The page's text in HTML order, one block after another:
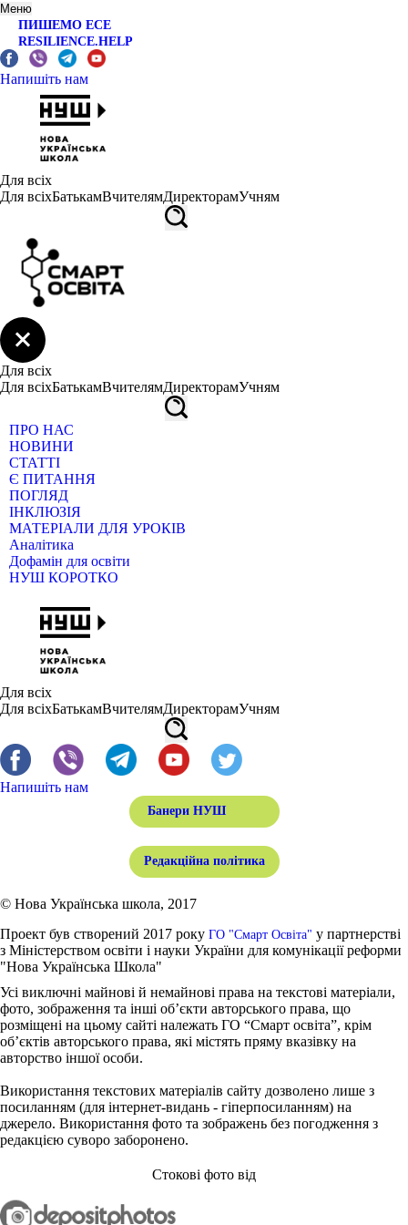
Меню
ПИШЕМО ЕСЕ
RESILIENCE.HELP
Напишіть нам
Для всіх
Для всіхБатькамВчителямДиректорамУчням
Для всіх
Для всіхБатькамВчителямДиректорамУчням
ПРО НАС
НОВИНИ
СТАТТІ
Є ПИТАННЯ
ПОГЛЯД
ІНКЛЮЗІЯ
МАТЕРІАЛИ ДЛЯ УРОКІВ
Аналітика
Дофамін для освіти
НУШ КОРОТКО
Для всіх
Для всіхБатькамВчителямДиректорамУчням
Напишіть нам
Банери НУШ
Редакційна політика
© Нова Українська школа, 2017
Проект був створений 2017 року ГО "Смарт Освіта" у партнерстві
з Міністерством освіти і науки України для комунікації реформи
"Нова Українська Школа"
Усі виключні майнові й немайнові права на текстові матеріали,
фото, зображення та інші об’єкти авторського права, що
розміщені на цьому сайті належать ГО “Смарт освіта”, крім
об’єктів авторського права, які містять пряму вказівку на
авторство іншої особи.
Використання текстових матеріалів сайту дозволено лише з
посиланням (для інтернет-видань - гіперпосиланням) на
джерело. Використання фото та зображень без погодження з
редакцією суворо заборонено.
Стокові фото від